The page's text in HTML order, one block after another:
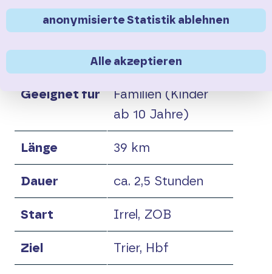
FAQ
Saisonübersicht
Raderlebniskarte
Touren-Tipp Eifel-Ardennen
Entlang dernassen
Grenze
Geeignet für
Genussradler und
Familien (Kinder
ab 10 Jahre)
Länge 39 km
Dauer ca. 2,5 Stunden
Start Irrel, ZOB
Ziel Trier, Hbf
anonymisierte Statistik ablehnen
Alle akzeptieren